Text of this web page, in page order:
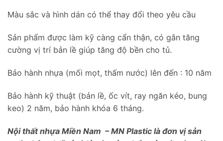
Màu sắc và hình dán có thể thay đổi theo yêu cầu
Sản phẩm được làm kỹ càng cẩn thận, có gắn tăng
cường vị trí bản lề giúp tăng độ bền cho tủ.
Bảo hành nhựa (mối mọt, thấm nước) lên đến : 10 năm
Bảo hành kỹ thuật (bản lề, ốc vít, ray ngăn kéo, bung
keo) 2 năm, bảo hành khóa 6 tháng.
Nội thất nhựa Miền Nam – MN Plastic là đơn vị sản